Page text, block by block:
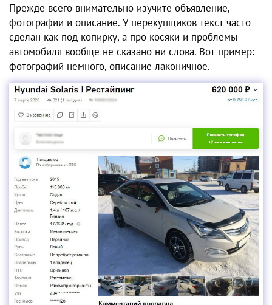
Прежде всего внимательно изучите объявление,
фотографии и описание. У перекупщиков текст часто
сделан как под копирку, а про косяки и проблемы
автомобиля вообще не сказано ни слова. Вот пример:
фотографий немного, описание лаконичное.